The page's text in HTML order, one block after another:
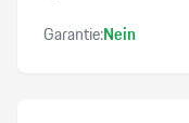
Garantie:Nein